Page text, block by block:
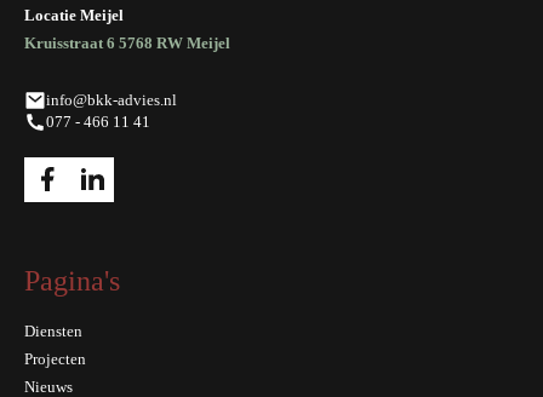
Locatie Meijel
Kruisstraat 6 5768 RW Meijel
info@bkk-advies.nl
077 - 466 11 41
Pagina's
Diensten
Projecten
Nieuws